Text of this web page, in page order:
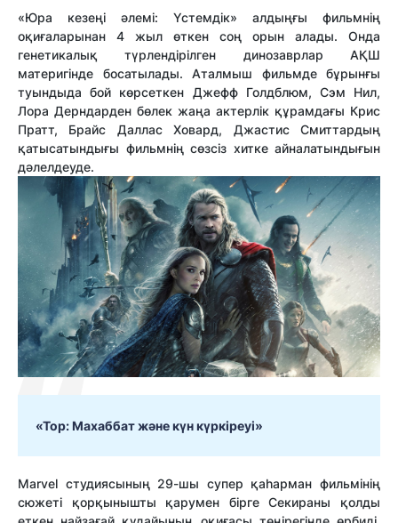
«Юра кезеңі әлемі: Үстемдік» алдыңғы фильмнің
оқиғаларынан 4 жыл өткен соң орын алады. Онда
генетикалық түрлендірілген динозаврлар АҚШ
материгінде босатылады. Аталмыш фильмде бұрынғы
туындыда бой көрсеткен Джефф Голдблюм, Сэм Нил,
Лора Дерндарден бөлек жаңа актерлік құрамдағы Крис
Пратт, Брайс Даллас Ховард, Джастис Смиттардың
қатысатындығы фильмнің сөзсіз хитке айналатындығын
дәлелдеуде.
«Тор: Махаббат және күн күркіреуі»
Marvel cтудиясының 29-шы супер қаһарман фильмінің
сюжеті қорқынышты қарумен бірге Секираны қолды